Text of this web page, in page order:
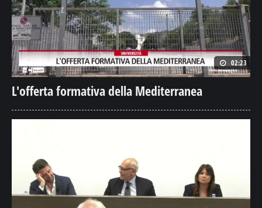
02:23
L'offerta formativa della Mediterranea